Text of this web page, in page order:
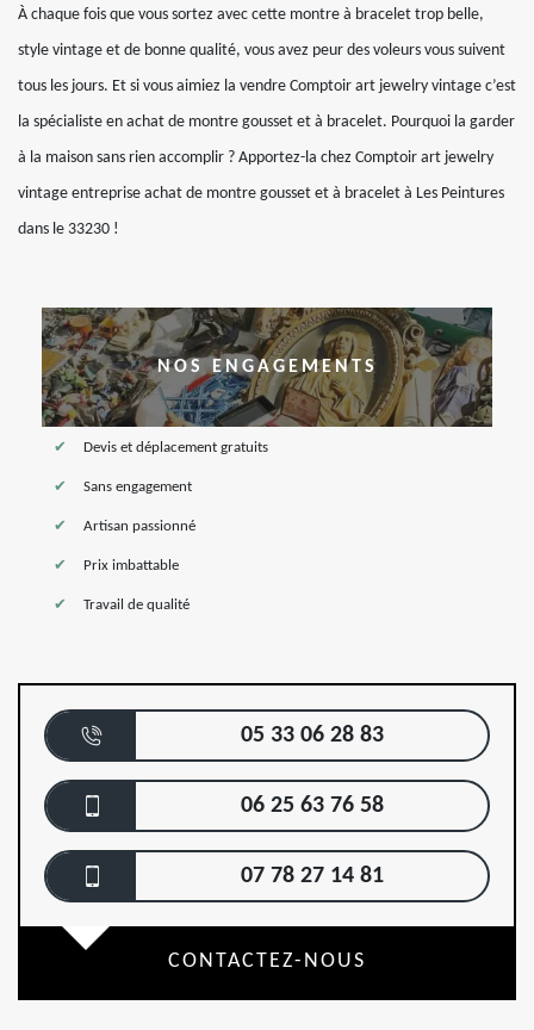
À chaque fois que vous sortez avec cette montre à bracelet trop belle,
style vintage et de bonne qualité, vous avez peur des voleurs vous suivent
tous les jours. Et si vous aimiez la vendre Comptoir art jewelry vintage c’est
la spécialiste en achat de montre gousset et à bracelet. Pourquoi la garder
à la maison sans rien accomplir ? Apportez-la chez Comptoir art jewelry
vintage entreprise achat de montre gousset et à bracelet à Les Peintures
dans le 33230 !
NOS ENGAGEMENTS
Devis et déplacement gratuits
Sans engagement
Artisan passionné
Prix imbattable
Travail de qualité
05 33 06 28 83
06 25 63 76 58
07 78 27 14 81
CONTACTEZ-NOUS